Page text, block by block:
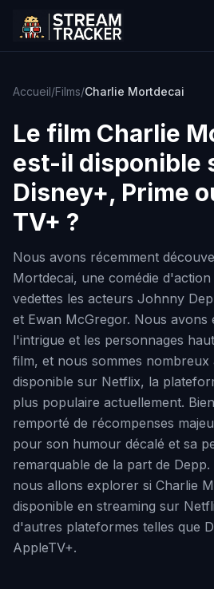
Accueil/Films/Charlie Mortdecai
Le film Charlie
est-il disponible
Disney+, Prime
TV+ ?
Nous avons récemment
Mortdecai, une comédie d'action
vedettes les acteurs Johnny
et Ewan McGregor. Nous avons
l'intrigue et les personnages
film, et nous sommes nombreux
disponible sur Netflix, la
plus populaire actuellement.
remporté de récompenses
pour son humour décalé et sa
remarquable de la part de
nous allons explorer si Charlie
disponible en streaming sur
d'autres plateformes telles que
AppleTV+.